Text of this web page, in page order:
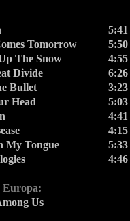
5:41
Tomorrow
5:50
The Snow
4:55
Divide
6:26
Bullet
3:23
Head
5:03
4:41
4:15
My Tongue
5:33
4:46
Europa:
Us